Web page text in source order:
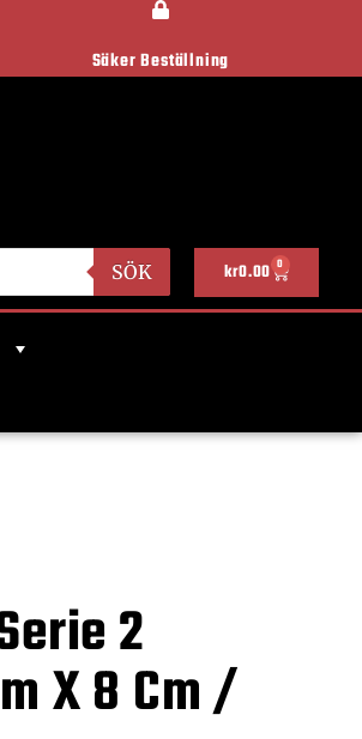
Säker Beställning
SÖK kr0.00 0
2
X 8 Cm /